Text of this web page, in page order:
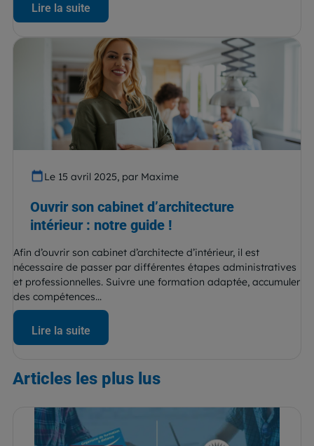
Lire la suite
Le 15 avril 2025, par Maxime
Ouvrir son cabinet d’architecture
intérieur : notre guide !
Afin d’ouvrir son cabinet d’architecte d’intérieur, il est
nécessaire de passer par différentes étapes administratives
et professionnelles. Suivre une formation adaptée, accumuler
des compétences...
Lire la suite
Articles les plus lus